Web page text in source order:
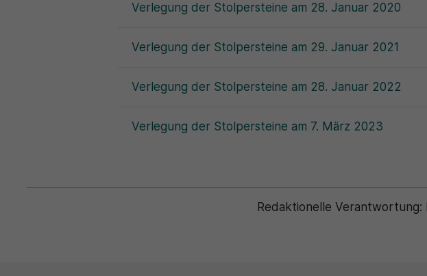
Verlegung der Stolpersteine am 28. Januar 2020
Verlegung der Stolpersteine am 29. Januar 2021
Verlegung der Stolpersteine am 28. Januar 2022
Verlegung der Stolpersteine am 7. März 2023
Redaktionelle Verantwortung: